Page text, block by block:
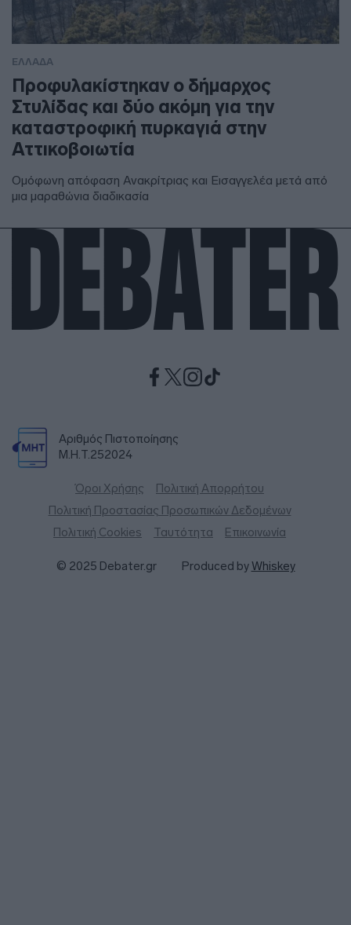
ΕΛΛΑΔΑ
Προφυλακίστηκαν ο δήμαρχος
Στυλίδας και δύο ακόμη για την
καταστροφική πυρκαγιά στην
Αττικοβοιωτία
Ομόφωνη απόφαση Ανακρίτριας και Εισαγγελέα μετά από
μια μαραθώνια διαδικασία
Αριθμός Πιστοποίησης
Μ.Η.Τ.252024
Όροι Χρήσης
Πολιτική Απορρήτου
Πολιτική Προστασίας Προσωπικών Δεδομένων
Πολιτική Cookies
Ταυτότητα Επικοινωνία
© 2025 Debater.gr Produced byWhiskey